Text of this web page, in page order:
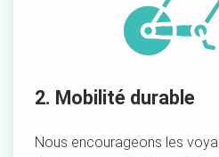
2. Mobilité durable
Nous encourageons les